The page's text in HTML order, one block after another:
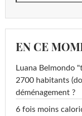
EN CE
Luana Belmondo
2700 habitants
déménagement ?
6 fois moins